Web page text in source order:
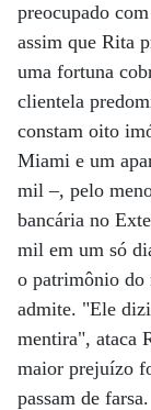
preocupado
assim que Rita
uma fortuna
clientela
constam oito
Miami e um
mil –, pelo
bancária no
mil em um só
o patrimônio do
admite. "Ele
mentira", ataca
maior prejuízo
passam de farsa.